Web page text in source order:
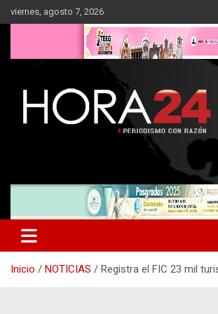
Saltar
al
viernes, agosto 7, 2026
Inicio NOTICIAS Registra el FIC 23 mil